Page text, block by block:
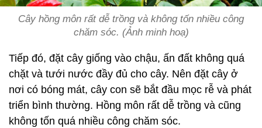
Cây hồng môn rất dễ trồng và không tốn nhiều công
chăm sóc. (Ảnh minh hoạ)
Tiếp đó, đặt cây giống vào chậu, ấn đất không quá
chặt và tưới nước đầy đủ cho cây. Nên đặt cây ở
nơi có bóng mát, cây con sẽ bắt đầu mọc rễ và phát
triển bình thường. Hồng môn rất dễ trồng và cũng
không tốn quá nhiều công chăm sóc.